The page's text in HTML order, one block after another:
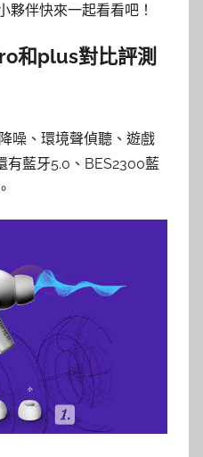
夥伴快來一起看看吧！
和plus對比評測
噪、環境聲偵聽、遊戲
有藍牙5.0、BES2300藍